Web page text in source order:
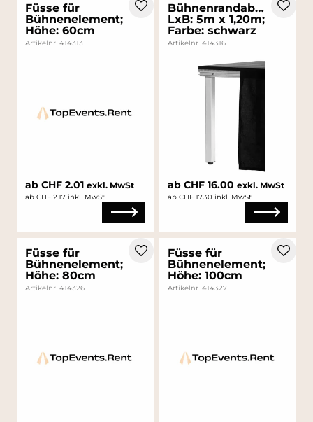
Füsse für
Bühnenelement;
Höhe: 60cm
Artikelnr. 414313
ab CHF 2.01 exkl. MwSt
ab CHF 2.17 inkl. MwSt
Bühnenrandabdeckung;
LxB: 5m x 1,20m;
Farbe: schwarz
Artikelnr. 414316
ab CHF 16.00 exkl. MwSt
ab CHF 17.30 inkl. MwSt
Füsse für
Bühnenelement;
Höhe: 80cm
Artikelnr. 414326
Füsse für
Bühnenelement;
Höhe: 100cm
Artikelnr. 414327